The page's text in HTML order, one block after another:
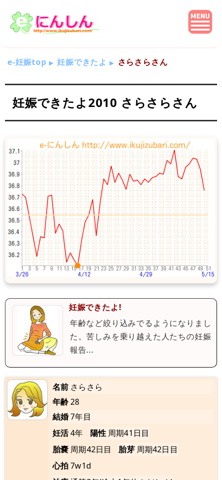
e-妊娠top 妊娠できたよ さらさらさん
妊娠できたよ2010 さらさらさん
妊娠できたよ!
年齢など絞り込みでるようになりまし
た。苦しみを乗り越えた人たちの妊娠
報告...
名前 さらさら
年齢28
結婚7年目
妊活4年 陽性 周期41日目
胎嚢 周期42日目 胎芽 周期42日目
心拍7w1d